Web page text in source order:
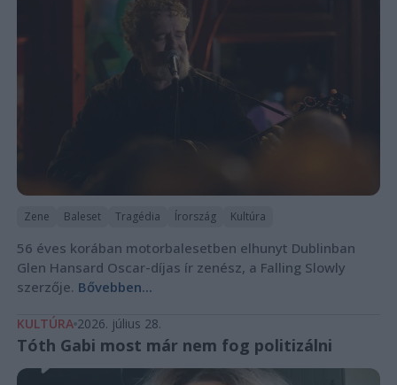
Zene Baleset Tragédia Írország Kultúra
56 éves korában motorbalesetben elhunyt Dublinban
Glen Hansard Oscar-díjas ír zenész, a Falling Slowly
szerzője. Bővebben...
KULTÚRA 2026. július 28.
Tóth Gabi most már nem fog politizálni